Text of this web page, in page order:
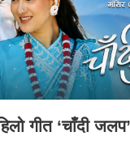
गीत ‘चाँदी